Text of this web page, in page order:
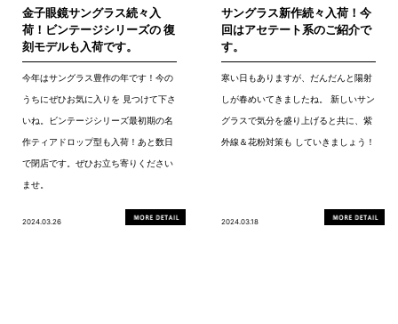
金子眼鏡サングラス続々入
荷！ビンテージシリーズの 復
刻モデルも入荷です。
今年はサングラス豊作の年です！今の
うちにぜひお気に入りを 見つけて下さ
いね。ビンテージシリーズ最初期の名
作ティアドロップ型も入荷！あと数日
で閉店です。ぜひお立ち寄りください
ませ。
2024.03.26
サングラス新作続々入荷！今
回はアセテート系のご紹介で
す。
寒い日もありますが、だんだんと陽射
しが春めいてきましたね。 新しいサン
グラスで気分を盛り上げると共に、紫
外線＆花粉対策も していきましょう！
2024.03.18